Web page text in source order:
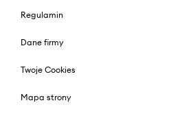
Regulamin
Dane firmy
Twoje Cookies
Mapa strony